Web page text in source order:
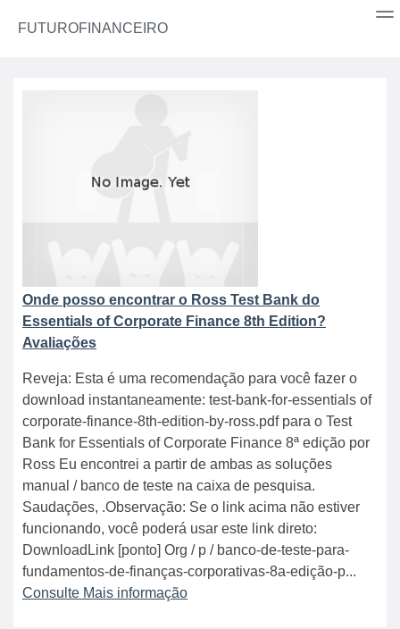
FUTUROFINANCEIRO
Onde posso encontrar o Ross Test Bank do
Essentials of Corporate Finance 8th Edition?
Avaliações
Reveja: Esta é uma recomendação para você fazer o
download instantaneamente: test-bank-for-essentials of
corporate-finance-8th-edition-by-ross.pdf para o Test
Bank for Essentials of Corporate Finance 8ª edição por
Ross Eu encontrei a partir de ambas as soluções
manual / banco de teste na caixa de pesquisa.
Saudações, .Observação: Se o link acima não estiver
funcionando, você poderá usar este link direto:
DownloadLink [ponto] Org / p / banco-de-teste-para-
fundamentos-de-finanças-corporativas-8a-edição-p...
Consulte Mais informação